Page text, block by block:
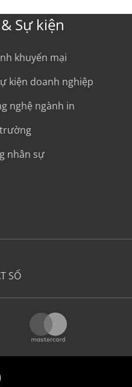
Sự kiện
khuyến mại
kiện doanh nghiệp
nghệ ngành in
nhân sự
SỐ